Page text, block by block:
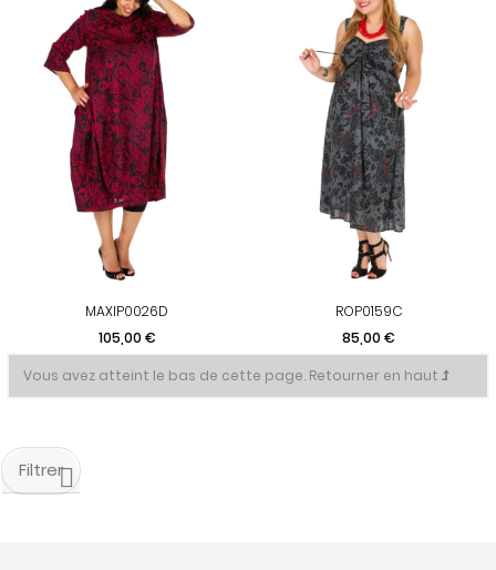
MAXIP0026D
Prix
105,00 €
ROP0159C
Prix
85,00 €
Vous avez atteint le bas de cette page. Retourner en haut
Filtrer